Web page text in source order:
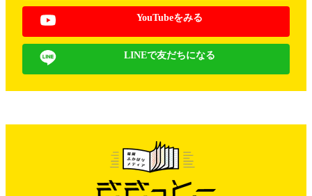
YouTubeをみる
LINEで友だちになる